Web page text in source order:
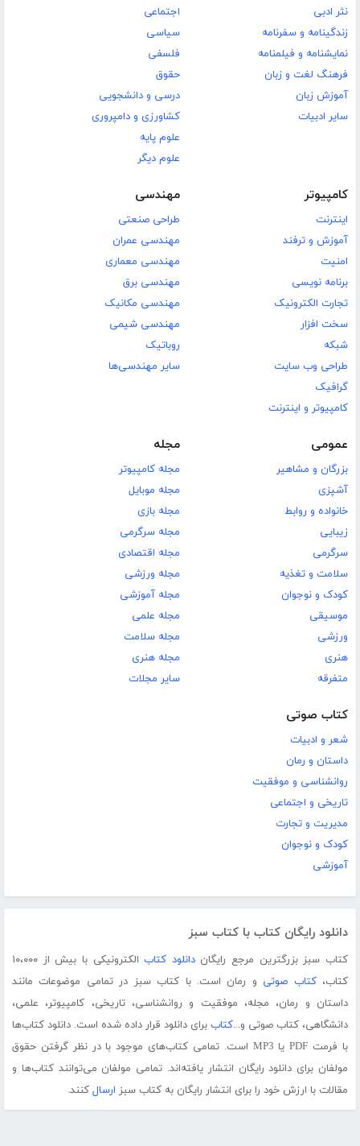
نثر ادبی
زندگینامه و سفرنامه
نمایشنامه و فیلمنامه
فرهنگ لغت و زبان
آموزش زبان
سایر ادبیات
اجتماعی
سیاسی
فلسفی
حقوق
درسی و دانشجویی
کشاورزی و دامپروری
علوم پایه
علوم دیگر
کامپیوتر
اینترنت
آموزش و ترفند
امنیت
برنامه نویسی
تجارت الکترونیک
سخت افزار
شبکه
طراحی وب سایت
گرافیک
کامپیوتر و اینترنت
مهندسی
طراحی صنعتی
مهندسی عمران
مهندسی معماری
مهندسی برق
مهندسی مکانیک
مهندسی شیمی
روباتیک
سایر مهندسی‌ها
عمومی
بزرگان و مشاهیر
آشپزی
خانواده و روابط
زیبایی
سرگرمی
سلامت و تغذیه
کودک و نوجوان
موسیقی
ورزشی
هنری
متفرقه
مجله
مجله کامپیوتر
مجله موبایل
مجله بازی
مجله سرگرمی
مجله اقتصادی
مجله ورزشی
مجله آموزشی
مجله علمی
مجله سلامت
مجله هنری
سایر مجلات
کتاب صوتی
شعر و ادبیات
داستان و رمان
روانشناسی و موفقیت
تاریخی و اجتماعی
مدیریت و تجارت
کودک و نوجوان
آموزشی
دانلود رایگان کتاب با کتاب سبز
کتاب سبز بزرگترین مرجع رایگاندانلود کتاب
الکترونیکی با بیش از ۱۰،۰۰۰
کتاب،کتاب صوتی و رمان است. با کتاب سبز در تمامی موضوعات مانند
داستان و رمان، مجله، موفقیت و روانشناسی، تاریخی، کامپیوتر، علمی،
دانشگاهی، کتاب صوتی و...کتاب برای دانلود قرار داده شده است. دانلود کتاب‌ها
با فرمت PDF یا MP3 است. تمامی کتاب‌های موجود با در نظر گرفتن حقوق
مولفان برای دانلود رایگان انتشار یافته‌اند. تمامی مولفان می‌توانند کتاب‌ها و
مقالات با ارزش خود را برای انتشار رایگان به کتاب سبز ارسال کنند.